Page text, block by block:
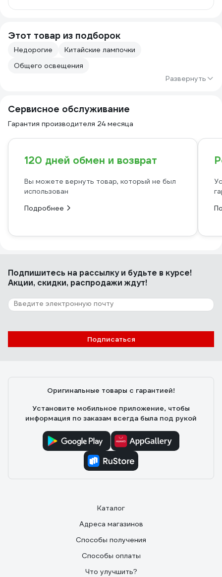
Этот товар из подборок
Недорогие
Китайские лампочки
Общего освещения
Развернуть
Сервисное обслуживание
Гарантия производителя 24 месяца
120 дней обмен и возврат
Вы можете вернуть товар, который не был
использован
Подробнее
Подпишитесь на рассылкуи будьте в курсе!
Акции, скидки, распродажи ждут!
Подписаться
Оригинальные товары с гарантией!
Установите мобильное приложение, чтобы
информация по заказам всегда была под рукой
Каталог
Адреса магазинов
Способы получения
Способы оплаты
Что улучшить?